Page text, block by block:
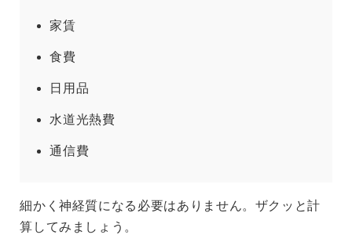
家賃
食費
日用品
水道光熱費
通信費
細かく神経質になる必要はありません。ザクッと計
算してみましょう。